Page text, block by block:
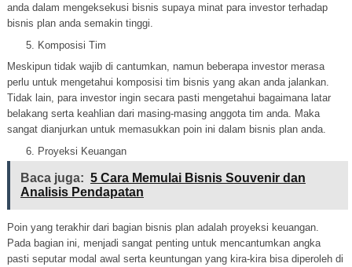
anda dalam mengeksekusi bisnis supaya minat para investor terhadap
bisnis plan anda semakin tinggi.
Komposisi Tim
Meskipun tidak wajib di cantumkan, namun beberapa investor merasa
perlu untuk mengetahui komposisi tim bisnis yang akan anda jalankan.
Tidak lain, para investor ingin secara pasti mengetahui bagaimana latar
belakang serta keahlian dari masing-masing anggota tim anda. Maka
sangat dianjurkan untuk memasukkan poin ini dalam bisnis plan anda.
Proyeksi Keuangan
Baca juga: 5 Cara Memulai Bisnis Souvenir dan
Analisis Pendapatan
Poin yang terakhir dari bagian bisnis plan adalah proyeksi keuangan.
Pada bagian ini, menjadi sangat penting untuk mencantumkan angka
pasti seputar modal awal serta keuntungan yang kira-kira bisa diperoleh di